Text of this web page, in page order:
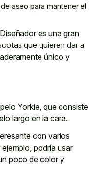
aseo para mantener el
es una gran
que quieren dar a
único y
Yorkie, que consiste
largo en la cara.
con varios
podría usar
poco de color y